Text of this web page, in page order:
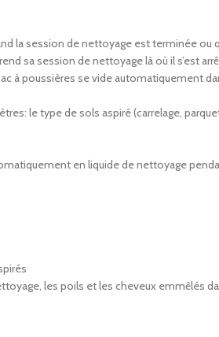
la session de nettoyage est terminée ou
sa session de nettoyage là où il s’est
à poussières se vide automatiquement
le type de sols aspiré (carrelage,
en liquide de nettoyage
les poils et les cheveux emmêlés